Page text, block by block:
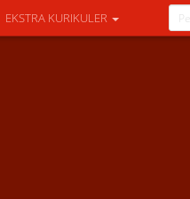
EKSTRA KURIKULER